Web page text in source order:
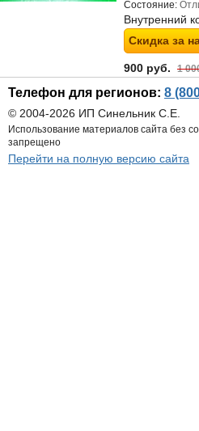
Состояние:
Внутренний
Скидка за
900 руб. 1
Телефон для регионов: 8
© 2004-2026 ИП Синельник С.Е.
Использование материалов сайта без
запрещено
Перейти на полную версию сайта